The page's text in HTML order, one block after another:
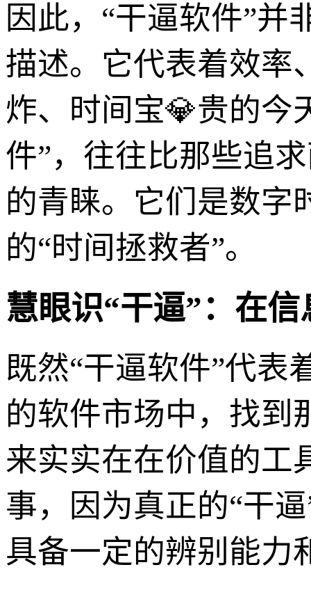
因此，“干逼软件”并
描述。它代表着效率
炸、时间宝💎贵的今
件”，往往比那些追
的青睐。它们是数字
的“时间拯救者”。
慧眼识“干逼”：在
既然“干逼软件”代表
的软件市场中，找到
来实实在在价值的工
事，因为真正的“干
具备一定的辨别能力